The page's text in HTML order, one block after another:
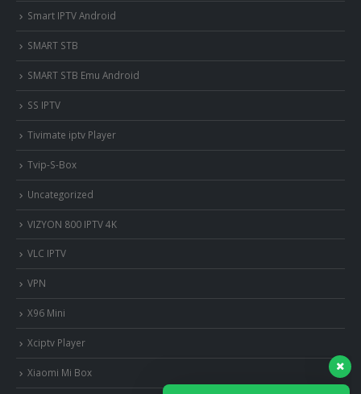
Smart IPTV Android
SMART STB
SMART STB Emu Android
SS IPTV
Tivimate iptv Player
Tvip-S-Box
Uncategorized
VIZYON 800 IPTV 4K
VLC IPTV
VPN
X96 Mini
Xciptv Player
Xiaomi Mi Box
nous somme en ligne si vous